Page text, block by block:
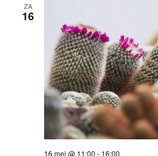
ZA
16
16 mei @ 11:00 - 16:00